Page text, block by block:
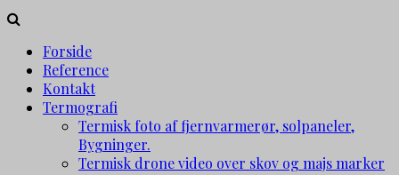
Forside
Reference
Kontakt
Termografi
Termisk foto af fjernvarmerør, solpaneler,
Bygninger.
Termisk drone video over skov og majs marker